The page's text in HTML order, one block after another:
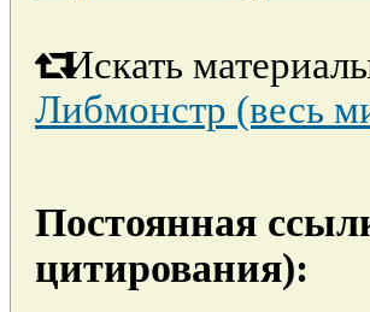
Искать
Либмонстр (весь
Постоянная
цитирования):